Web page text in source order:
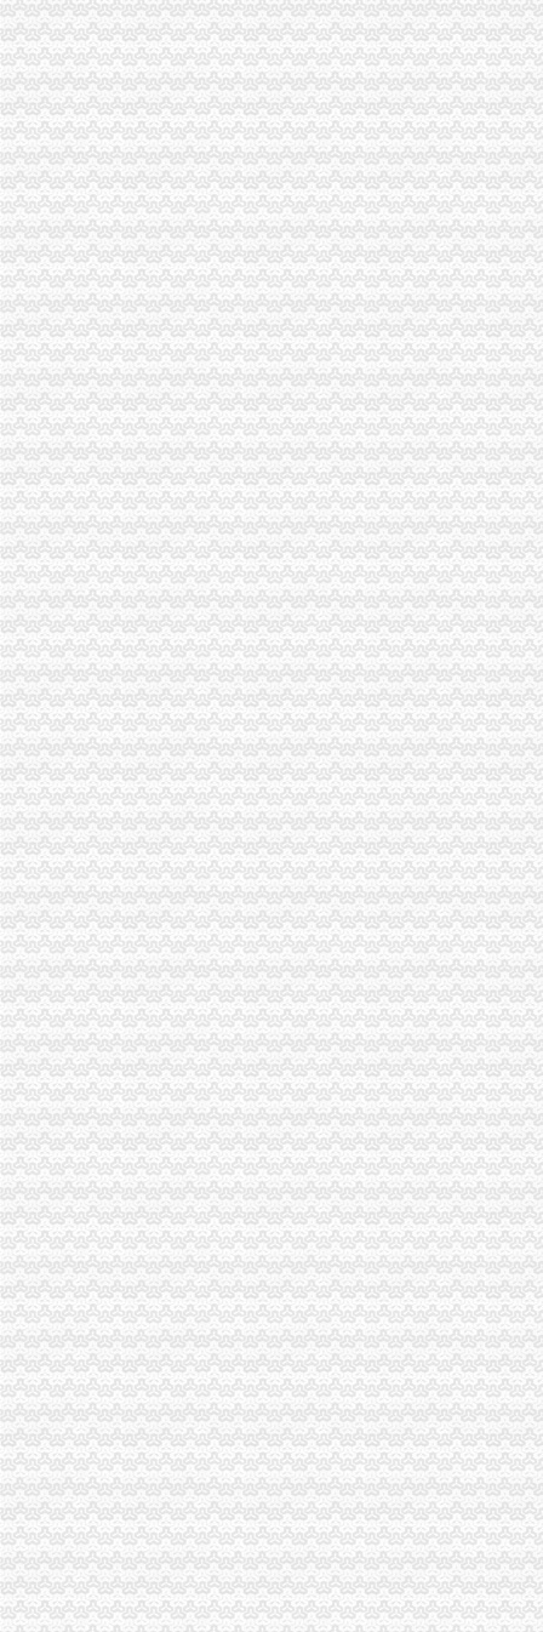
重庆沙坪坝大学城代办工商执照/注册|重庆列表网
【重庆大学城其他商务服务信息】-重庆赶集网
【图】沙坪坝大学城片区公司注册代办营业执照_重庆工商注册_重庆列
淮北市大学城移动通讯代理店_【信用信息_诉讼信息_财务信息_注册信
专业代办营业执照\公司注册\增资\企业变更_志趣网
广州大学城附近刻章番禺大学城新立协会刻章广州专业刻章公司代办_
【广州大学城专项审批|专项审计|专项审批代理公司】-广州赶集网
【快递公司营业执照信息】赶集网
【图】大学城哪儿有代办工商营业执照代理记账会计_重庆工商注册_
一带一路论坛开幕,我司已获得代理记账许可证书。大学城工商注册-